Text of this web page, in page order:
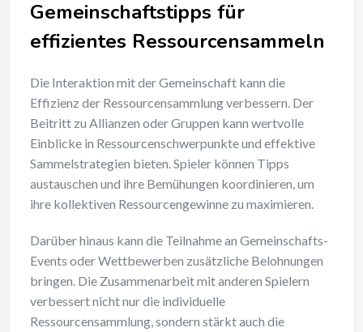
Gemeinschaftstipps für
effizientes Ressourcensammeln
Die Interaktion mit der Gemeinschaft kann die
Effizienz der Ressourcensammlung verbessern. Der
Beitritt zu Allianzen oder Gruppen kann wertvolle
Einblicke in Ressourcenschwerpunkte und effektive
Sammelstrategien bieten. Spieler können Tipps
austauschen und ihre Bemühungen koordinieren, um
ihre kollektiven Ressourcengewinne zu maximieren.
Darüber hinaus kann die Teilnahme an Gemeinschafts-
Events oder Wettbewerben zusätzliche Belohnungen
bringen. Die Zusammenarbeit mit anderen Spielern
verbessert nicht nur die individuelle
Ressourcensammlung, sondern stärkt auch die